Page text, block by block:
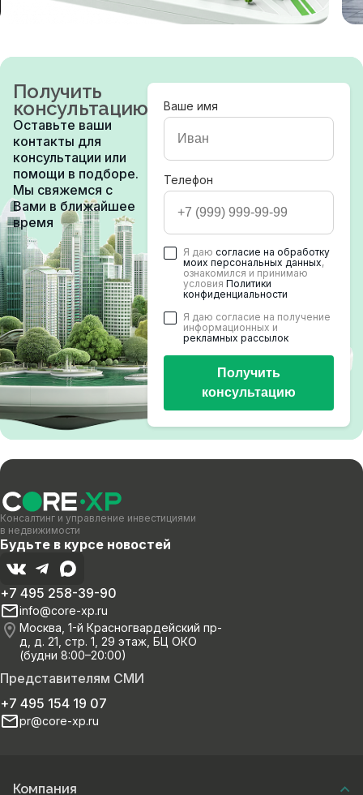
Получить
консультацию
Оставьте ваши
контакты для
консультации или
помощи в подборе.
Мы свяжемся с
Вами в ближайшее
время
Ваше имя
Телефон
Я даюсогласие на обработку
моих персональных данных,
ознакомился и принимаю
условияПолитики
конфиденциальности
Я даю согласие на получение
информационных и
рекламных рассылок
Получить
консультацию
Консалтинг и управление инвестициями
в недвижимости
Будьте в курсе новостей
Представителям СМИ
+7 495 154 19 07
pr@core-xp.ru
+7 495 258-39-90
info@core-xp.ru
Москва, 1-й Красногвардейский пр-
д, д. 21, стр. 1, 29 этаж, БЦ ОКО
(будни 8:00–20:00)
Компания